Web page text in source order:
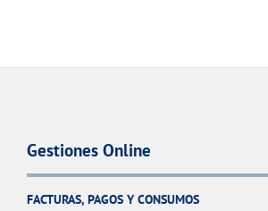
Gestiones Online
FACTURAS, PAGOS Y CONSUMOS